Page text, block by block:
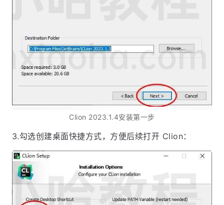
Clion 2023.1.4安装第一步
3.勾选创建桌面快捷方式，方便后续打开 Clion：